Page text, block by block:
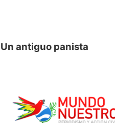
Un antiguo panista